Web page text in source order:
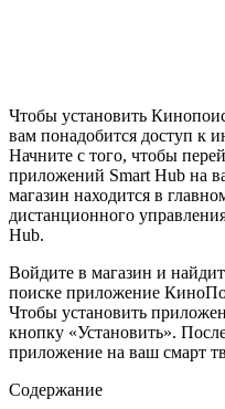
Чтобы установить
вам понадобится доступ к
Начните с того, чтобы
приложений Smart Hub на
магазин находится в
дистанционного
Hub.
Войдите в магазин и
поиске приложение
Чтобы установить
кнопку «Установить».
приложение на ваш смарт
Содержание